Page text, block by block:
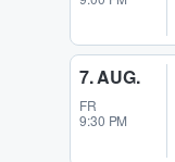
7. AUG.
FR
9:30 PM